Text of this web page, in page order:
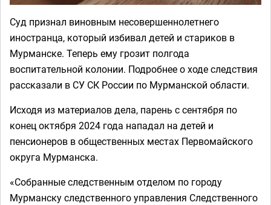
Суд признал виновным несовершеннолетнего
иностранца, который избивал детей и стариков в
Мурманске. Теперь ему грозит полгода
воспитательной колонии. Подробнее о ходе следствия
рассказали в СУ СК России по Мурманской области.
Исходя из материалов дела, парень с сентября по
конец октября 2024 года нападал на детей и
пенсионеров в общественных местах Первомайского
округа Мурманска.
«Собранные следственным отделом по городу
Мурманску следственного управления Следственного